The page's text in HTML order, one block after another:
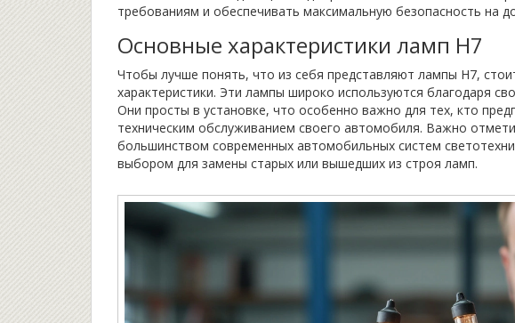
требованиям и обеспечивать максимальную безопасность на
Основные характеристики ламп H7
Чтобы лучше понять, что из себя представляют лампы H7,
характеристики. Эти лампы широко используются благодаря
Они просты в установке, что особенно важно для тех, кто
техническим обслуживанием своего автомобиля. Важно
большинством современных автомобильных систем
выбором для замены старых или вышедших из строя ламп.